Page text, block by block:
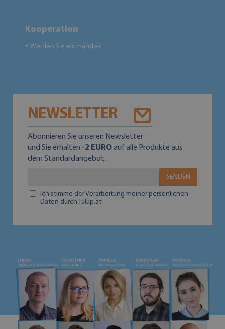
Kooperation
● Werden Sie ein Händler
NEWSLETTER
Abonnieren Sie unseren Newsletter
und Sie erhalten -2 EUROauf alle Produkte aus
dem Standardangebot.
SENDEN
Ich stimme der Verarbeitung meiner persönlichen
Daten durch Tulup.at